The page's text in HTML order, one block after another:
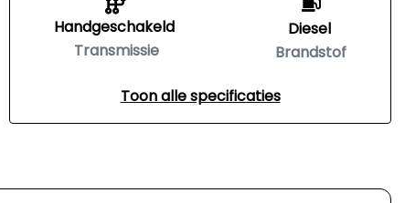
Handgeschakeld
Transmissie
Diesel
Brandstof
Toon alle specificaties